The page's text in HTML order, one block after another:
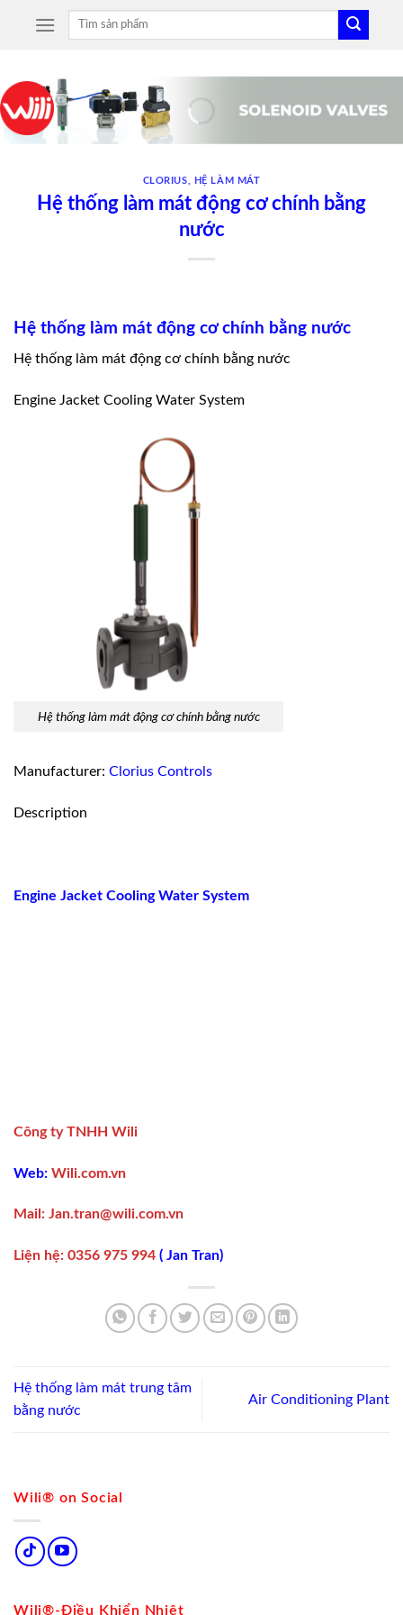
Tìm
Wili® on Social
Wili®-Điều Khiển Nhiệt
CLORIUS HỆ LÀM MÁT
Hệ thống làm mát động cơ chính bằng
nước
Hệ thống làm mát động cơ chính bằng nước
Hệ thống làm mát động cơ chính bằng nước
Engine Jacket Cooling Water System
Hệ thống làm mát động cơ chính bằng nước
Manufacturer: Clorius Controls
Description
Engine Jacket Cooling Water System
Công ty TNHH Wili
Web: Wili.com.vn
Mail: Jan.tran@wili.com.vn
Liện hệ: 0356 975 994 ( Jan Tran)
Hệ thống làm mát trung tâm
bằng nước
Air Conditioning Plant